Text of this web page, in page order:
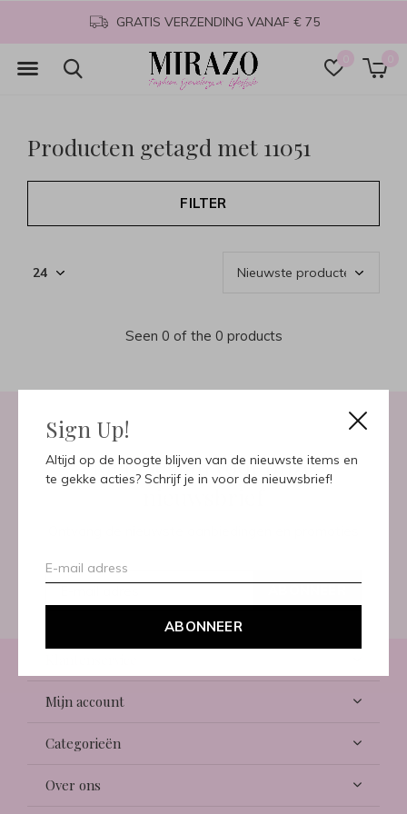
Sign Up!
Altijd op de hoogte blijven van de nieuwste items en
te gekke acties? Schrijf je in voor de nieuwsbrief!
ABONNEER
0 0
GRATIS VERZENDING VANAF € 75
Producten getagd met 11051
FILTER
Seen 0 of the 0 products
Meld je aan voor onze
nieuwsbrief
Mijn account
Categorieën
Over ons